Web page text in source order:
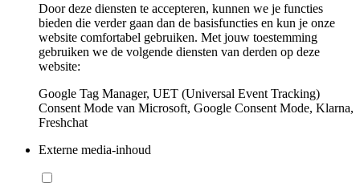
Door deze diensten te accepteren, kunnen we je functies
bieden die verder gaan dan de basisfuncties en kun je onze
website comfortabel gebruiken. Met jouw toestemming
gebruiken we de volgende diensten van derden op deze
website:
Google Tag Manager, UET (Universal Event Tracking)
Consent Mode van Microsoft, Google Consent Mode, Klarna,
Freshchat
Externe media-inhoud